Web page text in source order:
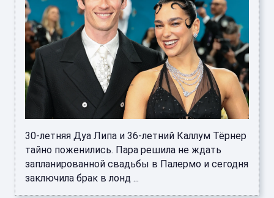
30-летняя Дуа Липа и 36-летний Каллум Тёрнер
тайно поженились. Пара решила не ждать
запланированной свадьбы в Палермо и сегодня
заключила брак в лонд ...